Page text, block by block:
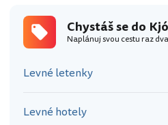
Chystáš se do
Naplánuj svou cestu raz dva
Levné letenky
Levné hotely